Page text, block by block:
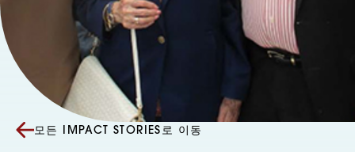
모든 IMPACT STORIES로 이동